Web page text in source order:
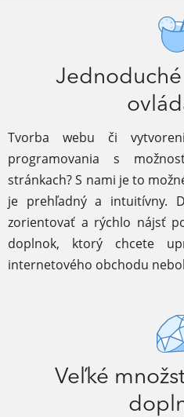
Tvorba webu či
programovania s
stránkach? S nami je to
je prehľadný a intuitívny.
zorientovať a rýchlo nájsť
doplnok, ktorý chcete
internetového obchodu
Veľké